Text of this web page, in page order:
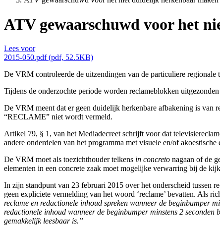
ATV gewaarschuwd voor het
Lees voor
2015-050.pdf (pdf, 52.5KB)
De VRM controleerde de uitzendingen van de particuliere
Tijdens de onderzochte periode worden reclameblokken
De VRM meent dat er geen duidelijk herkenbare afbakening is van
“RECLAME” niet wordt vermeld.
Artikel 79, § 1, van het Mediadecreet schrijft voor dat
andere onderdelen van het programma met visuele en/of
De VRM moet als toezichthouder telkens in concreto nagaan of de
elementen in een concrete zaak moet mogelijke verwarring bij de
In zijn standpunt van 23 februari 2015 over het onderscheid tussen
geen expliciete vermelding van het woord ‘reclame’ bevatten. Als
reclame en redactionele inhoud spreken wanneer de beginbumper
redactionele inhoud wanneer de beginbumper minstens 2
gemakkelijk leesbaar is.”